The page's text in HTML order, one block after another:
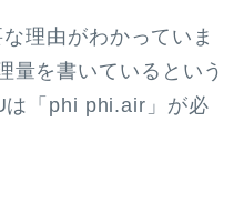
理由がわかっていま
量を書いているという
は「phi phi.air」が必